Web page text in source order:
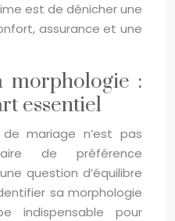
est de dénicher une
assurance et une
morphologie :
essentiel
mariage n’est pas
de préférence
question d’équilibre
sa morphologie
indispensable pour